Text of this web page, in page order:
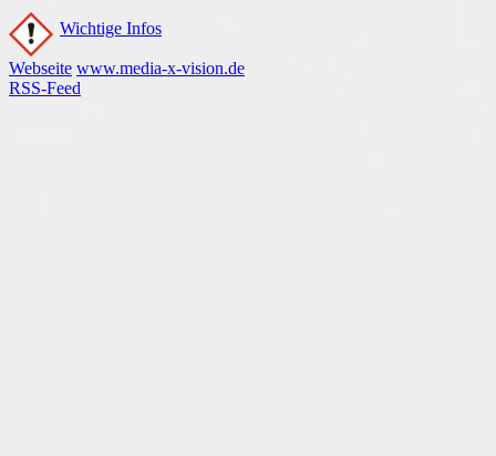
Wichtige Infos
Webseite www.media-x-vision.de
RSS-Feed